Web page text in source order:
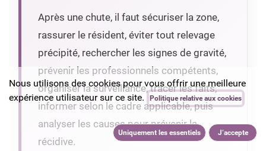
Après une chute, il faut sécuriser la zone,
rassurer le résident, éviter tout relevage
précipité, rechercher les signes de gravité,
prévenir les professionnels compétents,
organiser la surveillance, tracer les faits,
informer selon le cadre applicable, puis
analyser les causes pour prévenir la
récidive.
Nous utilisons des cookies pour vous offrir une meilleure
expérience utilisateur sur ce site.
Politique relative aux cookies
Uniquement les essentiels J’accepte